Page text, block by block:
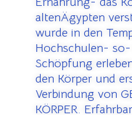
altenÄgypten
wurde in den
Hochschulen-
Schöpfung
den Körper und
Verbindung von
KÖRPER.